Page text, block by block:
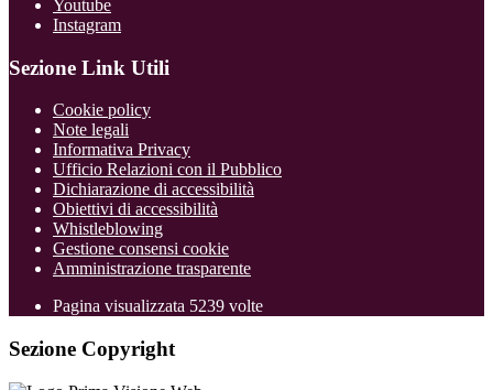
Youtube
Instagram
Sezione Link Utili
Cookie policy
Note legali
Informativa Privacy
Ufficio Relazioni con il Pubblico
Dichiarazione di accessibilità
Obiettivi di accessibilità
Whistleblowing
Gestione consensi cookie
Amministrazione trasparente
Pagina visualizzata 5239 volte
Sezione Copyright